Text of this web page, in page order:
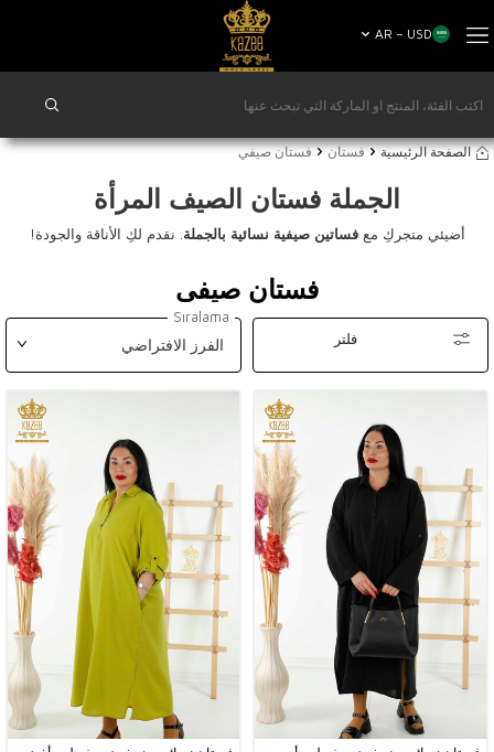
AR − USD
الصفحة الرئيسية فستان فستان صيفي
الجملة فستان الصيف المرأة
أضيئي متجركِ مع فساتين صيفية نسائية بالجملة . نقدم لكِ الأناقة والجودة!
فستان صيفي
فلتر
Sıralama